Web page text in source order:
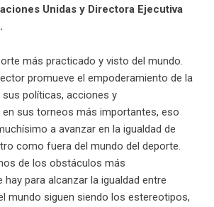
Unidas y Directora Ejecutiva
más practicado y visto del mundo.
promueve el empoderamiento de la
sus políticas, acciones y
sus torneos más importantes, eso
a avanzar en la igualdad de
como fuera del mundo del deporte.
de los obstáculos más
hay para alcanzar la igualdad entre
mundo siguen siendo los estereotipos,